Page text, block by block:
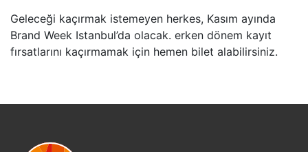
Geleceği kaçırmak istemeyen herkes, Kasım ayında
Brand Week Istanbul’da olacak. erken dönem kayıt
fırsatlarını kaçırmamak için hemen bilet alabilirsiniz.